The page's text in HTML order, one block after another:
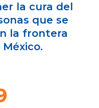
la cura del
que se
la frontera